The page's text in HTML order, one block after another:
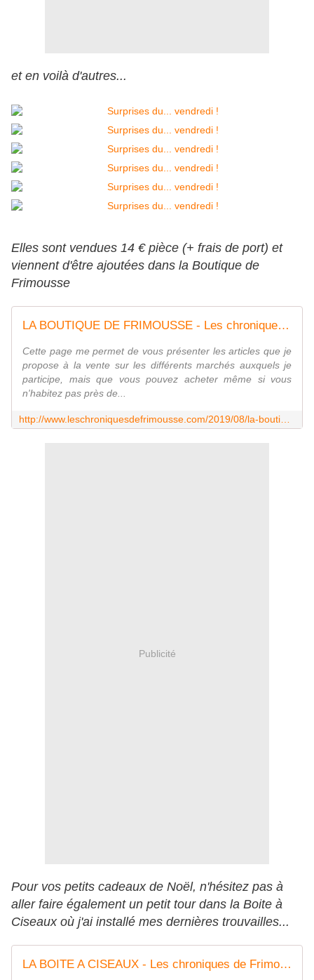
et en voilà d'autres...
Elles sont vendues 14 € pièce (+ frais de port) et
viennent d'être ajoutées dans la Boutique de
Frimousse
LA BOUTIQUE DE FRIMOUSSE - Les chroniques de Frimousse
Cette page me permet de vous présenter les articles que je
propose à la vente sur les différents marchés auxquels je
participe, mais que vous pouvez acheter même si vous
n'habitez pas près de...
Publicité
Pour vos petits cadeaux de Noël, n'hésitez pas à
aller faire également un petit tour dans la Boite à
Ciseaux où j'ai installé mes dernières trouvailles...
LA BOITE A CISEAUX - Les chroniques de Frimousse